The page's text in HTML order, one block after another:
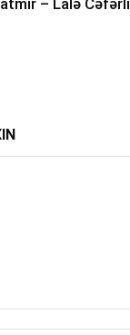
– Lalə Cəfərli